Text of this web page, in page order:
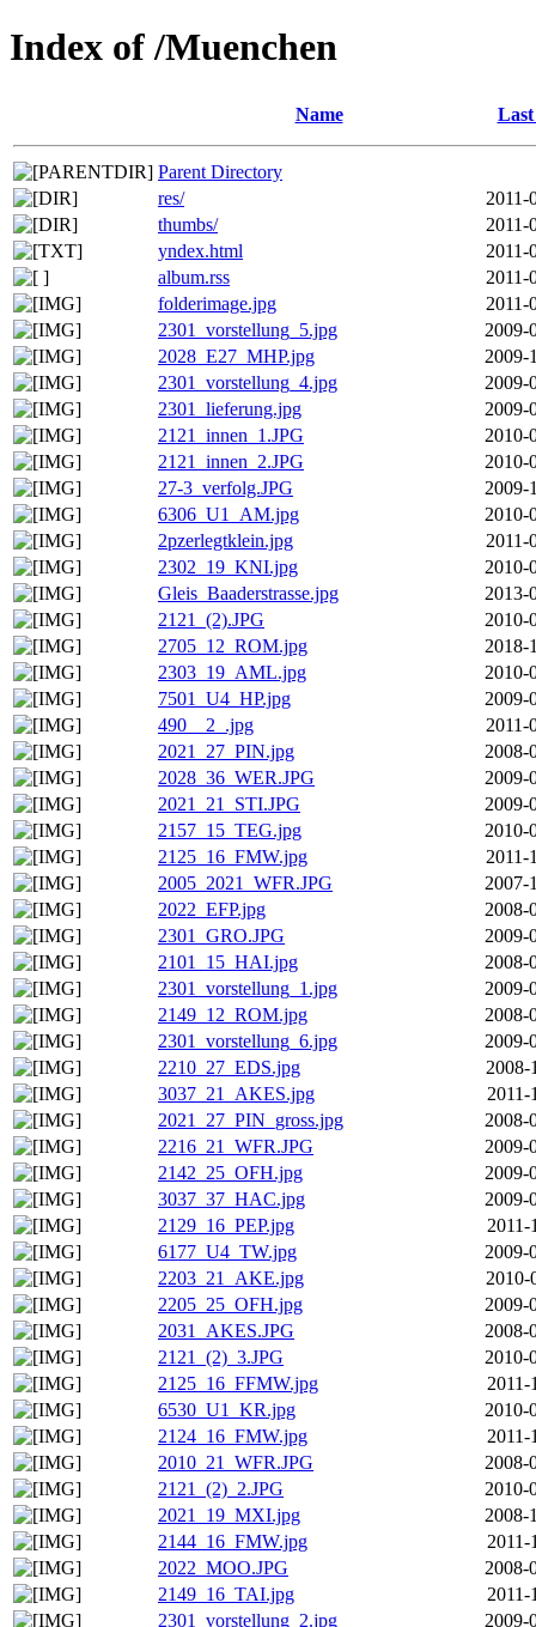
Index of /Muenchen
Name
Parent Directory
res/
2011-
thumbs/
2011-
yndex.html
2011-
album.rss
2011-
folderimage.jpg
2011-
2301_vorstellung_5.jpg
2009-
2028_E27_MHP.jpg
2009-
2301_vorstellung_4.jpg
2009-
2301_lieferung.jpg
2009-
2121_innen_1.JPG
2010-
2121_innen_2.JPG
2010-
27-3_verfolg.JPG
2009-
6306_U1_AM.jpg
2010-
2pzerlegtklein.jpg
2011-
2302_19_KNI.jpg
2010-
Gleis_Baaderstrasse.jpg
2013-
2121_(2).JPG
2010-
2705_12_ROM.jpg
2018-
2303_19_AML.jpg
2010-
7501_U4_HP.jpg
2009-
490__2_.jpg
2011-
2021_27_PIN.jpg
2008-
2028_36_WER.JPG
2009-
2021_21_STI.JPG
2009-
2157_15_TEG.jpg
2010-
2125_16_FMW.jpg
2011-
2005_2021_WFR.JPG
2007-
2022_EFP.jpg
2008-
2301_GRO.JPG
2009-
2101_15_HAI.jpg
2008-
2301_vorstellung_1.jpg
2009-
2149_12_ROM.jpg
2008-
2301_vorstellung_6.jpg
2009-
2210_27_EDS.jpg
2008-
3037_21_AKES.jpg
2011-
2021_27_PIN_gross.jpg
2008-
2216_21_WFR.JPG
2009-
2142_25_OFH.jpg
2009-
3037_37_HAC.jpg
2009-
2129_16_PEP.jpg
2011-
6177_U4_TW.jpg
2009-
2203_21_AKE.jpg
2010-
2205_25_OFH.jpg
2009-
2031_AKES.JPG
2008-
2121_(2)_3.JPG
2010-
2125_16_FFMW.jpg
2011-
6530_U1_KR.jpg
2010-
2124_16_FMW.jpg
2011-
2010_21_WFR.JPG
2008-
2121_(2)_2.JPG
2010-
2021_19_MXI.jpg
2008-
2144_16_FMW.jpg
2011-
2022_MOO.JPG
2008-
2149_16_TAI.jpg
2011-
2301_vorstellung_2.jpg
2009-